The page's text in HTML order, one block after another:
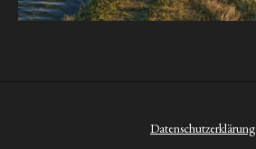
Datenschutzerklärung